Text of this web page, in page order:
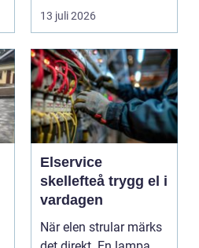
Oavsett om det gälle...
13 juli 2026
Elservice
skellefteå trygg el i
vardagen
När elen strular märks